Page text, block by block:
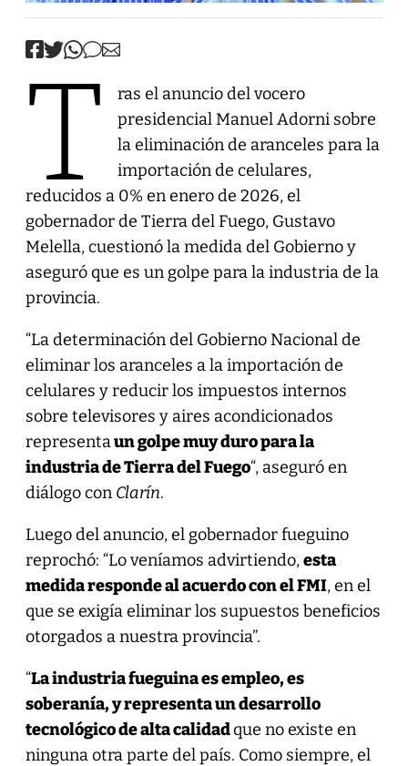
T
ras el anuncio del vocero
presidencial Manuel Adorni sobre
la eliminación de aranceles para la
importación de celulares,
reducidos a 0% en enero de 2026, el
gobernador de Tierra del Fuego, Gustavo
Melella, cuestionó la medida del Gobierno y
aseguró que es un golpe para la industria de la
provincia.
“La determinación del Gobierno Nacional de
eliminar los aranceles a la importación de
celulares y reducir los impuestos internos
sobre televisores y aires acondicionados
representaun golpe muy duro para la
industria de Tierra del Fuego“, aseguró en
diálogo con Clarín.
Luego del anuncio, el gobernador fueguino
reprochó: “Lo veníamos advirtiendo,esta
medida responde al acuerdo con el FMI, en el
que se exigía eliminar los supuestos beneficios
otorgados a nuestra provincia”.
“La industria fueguina es empleo, es
soberanía, y representa un desarrollo
tecnológico de alta calidadque no existe en
ninguna otra parte del país. Como siempre, el